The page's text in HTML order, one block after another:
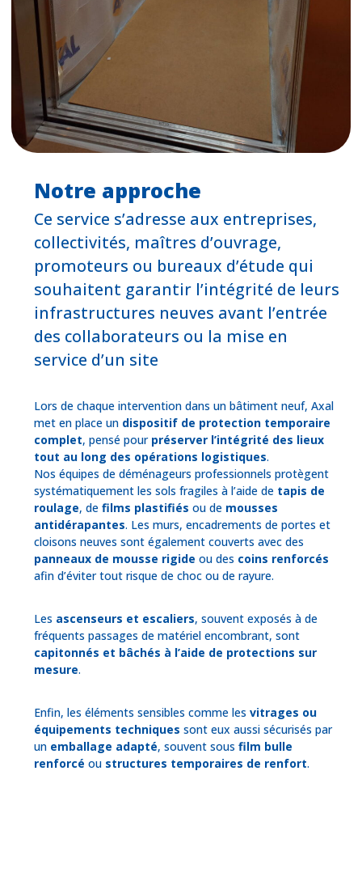
Notre approche
Ce service s’adresse aux entreprises,
collectivités, maîtres d’ouvrage,
promoteurs ou bureaux d’étude qui
souhaitent garantir l’intégrité de leurs
infrastructures neuves avant l’entrée
des collaborateurs ou la mise en
service d’un site
Lors de chaque intervention dans un bâtiment neuf, Axal
met en place un dispositif de protection temporaire
complet, pensé pour préserver l’intégrité des lieux
tout au long des opérations logistiques.
Nos équipes de déménageurs professionnels protègent
systématiquement les sols fragiles à l’aide de tapis de
roulage, de films plastifiés ou de mousses
antidérapantes. Les murs, encadrements de portes et
cloisons neuves sont également couverts avec des
panneaux de mousse rigide ou des coins renforcés
afin d’éviter tout risque de choc ou de rayure.
Les ascenseurs et escaliers, souvent exposés à de
fréquents passages de matériel encombrant, sont
capitonnés et bâchés à l’aide de protections sur
mesure.
Enfin, les éléments sensibles comme les vitrages ou
équipements techniques sont eux aussi sécurisés par
un emballage adapté, souvent sous film bulle
renforcé ou structures temporaires de renfort.